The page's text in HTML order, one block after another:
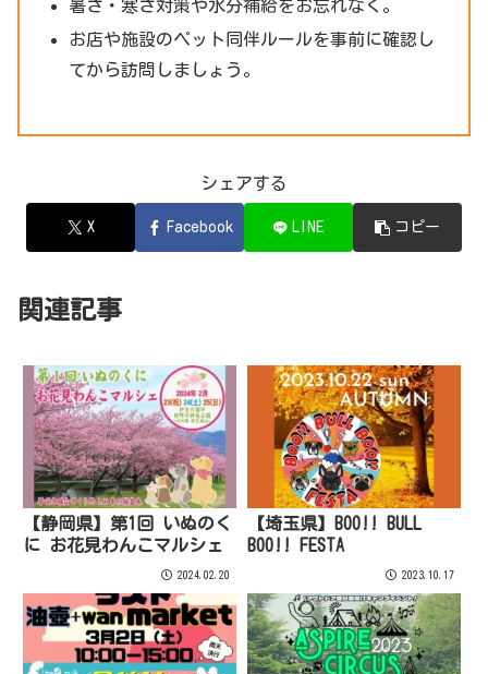
暑さ・寒さ対策や水分補給をお忘れなく。
お店や施設のペット同伴ルールを事前に確認し
てから訪問しましょう。
シェアする
X Facebook LINE コピー
関連記事
【静岡県】第1回 いぬのく
に お花見わんこマルシェ
2024.02.20
【埼玉県】BOO!! BULL
BOO!! FESTA
2023.10.17